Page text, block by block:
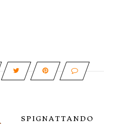
SPIGNATTANDO